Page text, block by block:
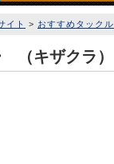
イト > おすすめタックル
（キザクラ）